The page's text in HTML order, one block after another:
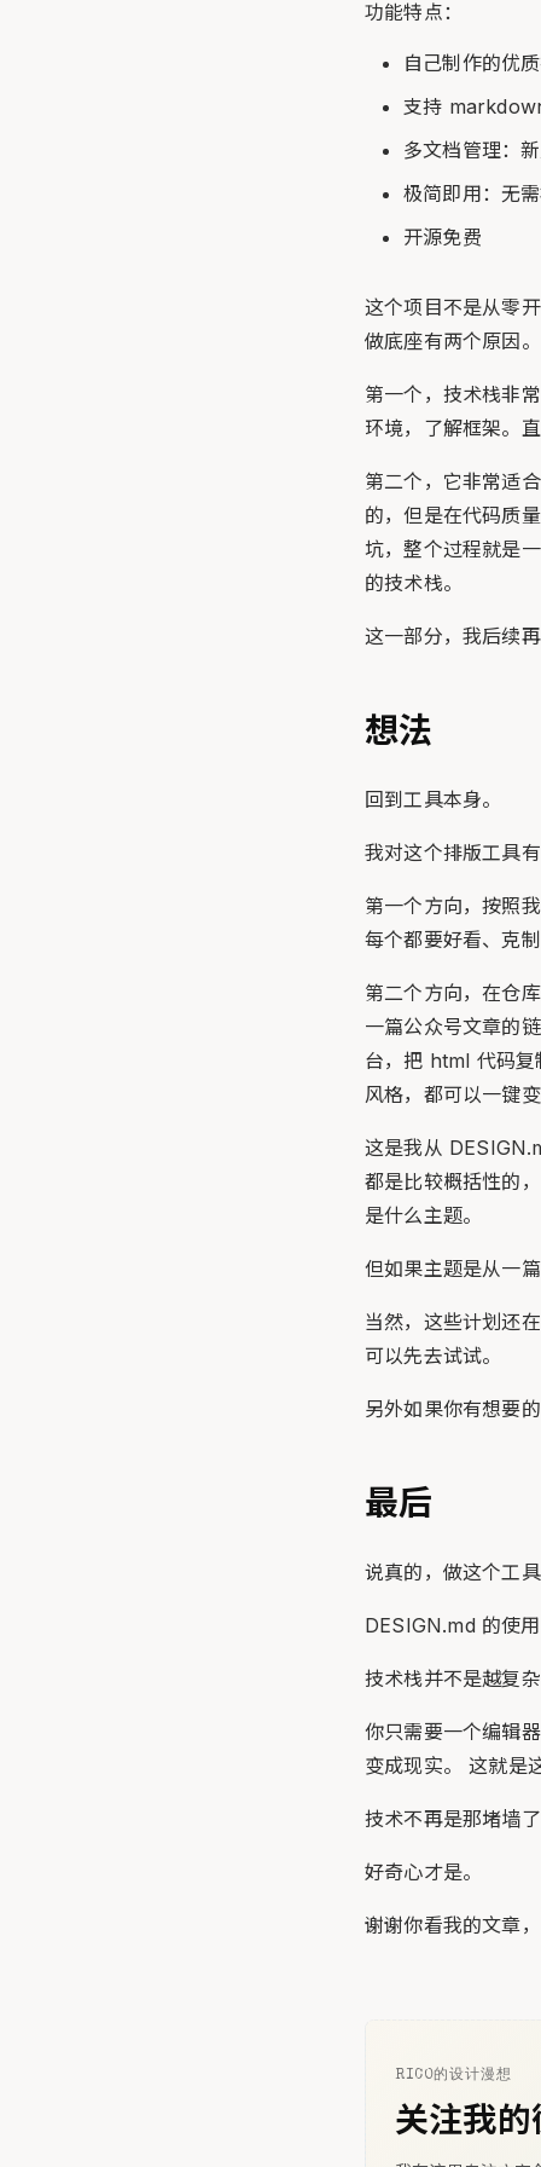
功能特点：
自己制作的优
支持
多文档管理：
极简即用：无
开源免费
这个项目不是从零
做底座有两个原因。
第一个，技术栈非
环境，了解框架。
第二个，它非常适
的，但是在代码质
坑，整个过程就是
的技术栈。
这一部分，我后续
想法
回到工具本身。
我对这个排版工具
第一个方向，按照
每个都要好看、克
第二个方向，在仓
一篇公众号文章的
台，把 html 代码复
风格，都可以一键
这是我从
都是比较概括性的
是什么主题。
但如果主题是从一
当然，这些计划还
可以先去试试。
另外如果你有想要
最后
说真的，做这个工
DESIGN.md 的使
技术栈并不是越复
你只需要一个编辑
变成现实。 这就是
技术不再是那堵墙
好奇心才是。
谢谢你看我的文章
RICO的设计漫想
关注我